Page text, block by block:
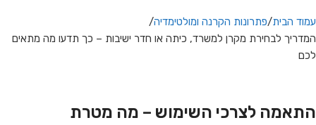
עמוד הבית פתרונות הקרנה ומולטימדיה
המדריך לבחירת מקרן למשרד, כיתה או חדר ישיבות – כך תדעו מה מתאים
לכם
התאמה לצרכי השימוש – מה מטרת